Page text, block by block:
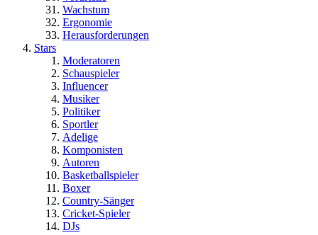
Wachstum
Ergonomie
Herausforderungen
Stars
Moderatoren
Schauspieler
Influencer
Musiker
Politiker
Sportler
Adelige
Komponisten
Autoren
Basketballspieler
Boxer
Country-Sänger
Cricket-Spieler
DJs